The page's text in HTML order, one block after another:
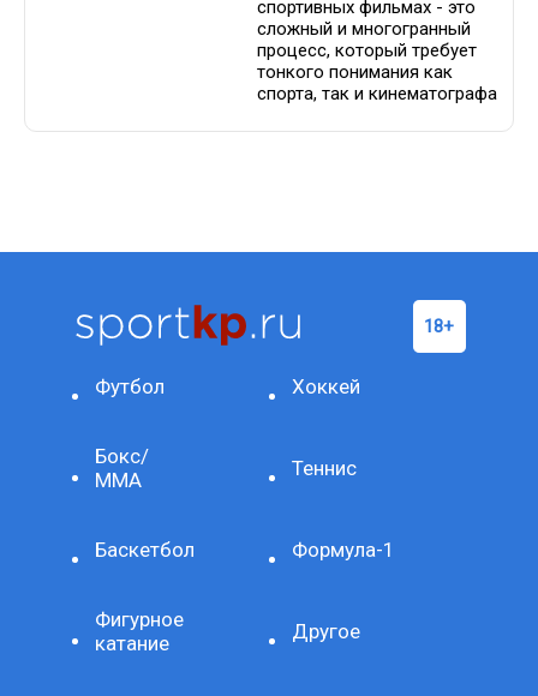
спортивных фильмах - это
сложный и многогранный
процесс, который требует
тонкого понимания как
спорта, так и кинематографа
Футбол Хоккей
Бокс/
ММА
Теннис
Баскетбол Формула-1
Фигурное
катание
Другое